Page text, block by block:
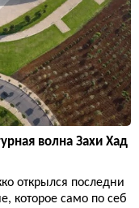
волна Захи Хад
открылся последни
которое само по себ